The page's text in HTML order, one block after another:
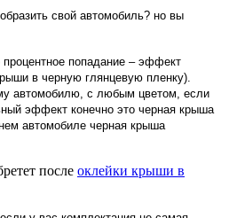
свой автомобиль? но вы
попадание – эффект
в черную глянцевую пленку).
автомобилю, с любым цветом, если
эффект конечно это черная крыша
автомобиле черная крыша
после оклейки крыши в